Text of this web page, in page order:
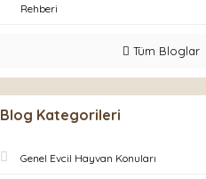
Rehberi
Tüm Bloglar
Blog Kategorileri
Genel Evcil Hayvan Konuları